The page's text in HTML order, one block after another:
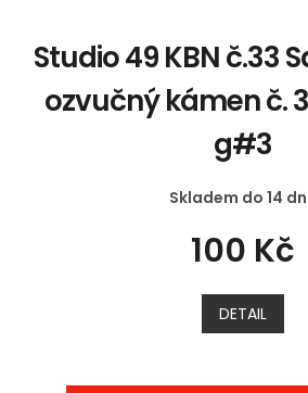
Studio 49 KBN č.33
ozvučný kámen č.
g#3
Skladem do 14
100 Kč
DETAIL